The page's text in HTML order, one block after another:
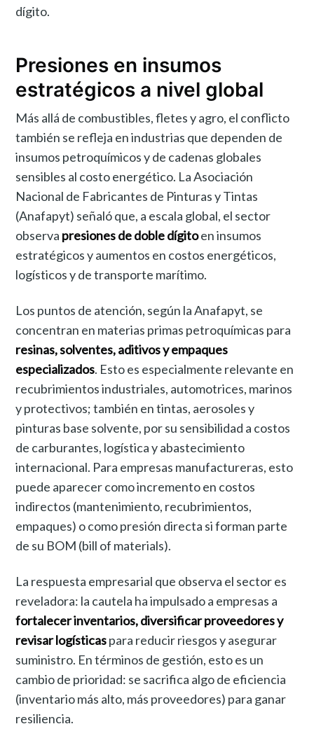
dígito.
Presiones en insumos
estratégicos a nivel global
Más allá de combustibles, fletes y agro, el conflicto
también se refleja en industrias que dependen de
insumos petroquímicos y de cadenas globales
sensibles al costo energético. La Asociación
Nacional de Fabricantes de Pinturas y Tintas
(Anafapyt) señaló que, a escala global, el sector
observa presiones de doble dígitoen insumos
estratégicos y aumentos en costos energéticos,
logísticos y de transporte marítimo.
Los puntos de atención, según la Anafapyt, se
concentran en materias primas petroquímicas para
resinas, solventes, aditivos y empaques
especializados. Esto es especialmente relevante en
recubrimientos industriales, automotrices, marinos
y protectivos; también en tintas, aerosoles y
pinturas base solvente, por su sensibilidad a costos
de carburantes, logística y abastecimiento
internacional. Para empresas manufactureras, esto
puede aparecer como incremento en costos
indirectos (mantenimiento, recubrimientos,
empaques) o como presión directa si forman parte
de su BOM (bill of materials).
La respuesta empresarial que observa el sector es
reveladora: la cautela ha impulsado a empresas a
fortalecer inventarios, diversificar proveedores y
revisar logísticaspara reducir riesgos y asegurar
suministro. En términos de gestión, esto es un
cambio de prioridad: se sacrifica algo de eficiencia
(inventario más alto, más proveedores) para ganar
resiliencia.